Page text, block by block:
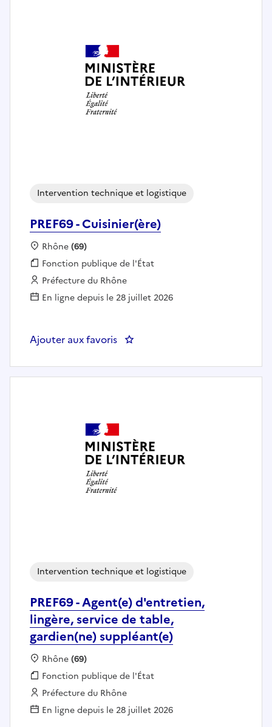
PREF69 - Cuisinier(ère)
Intervention technique et logistique
Localisation :
Rhône(69)
Fonction publique :
Fonction publique de l'État
Employeur :
Préfecture du Rhône
En ligne depuis le 28 juillet 2026
Ajouter aux favoris : PREF69 - Cuisinier(ère)
PREF69 - Agent(e) d'entretien,
lingère, service de table,
gardien(ne) suppléant(e)
Intervention technique et logistique
Localisation :
Rhône(69)
Fonction publique :
Fonction publique de l'État
Employeur :
Préfecture du Rhône
En ligne depuis le 28 juillet 2026